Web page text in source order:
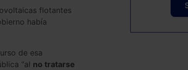
flotantes
había
de esa
“al no tratarse